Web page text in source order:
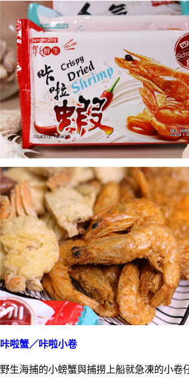
咔啦蟹／咔啦小卷
野生海捕的小螃蟹與捕撈上船就急凍的小卷